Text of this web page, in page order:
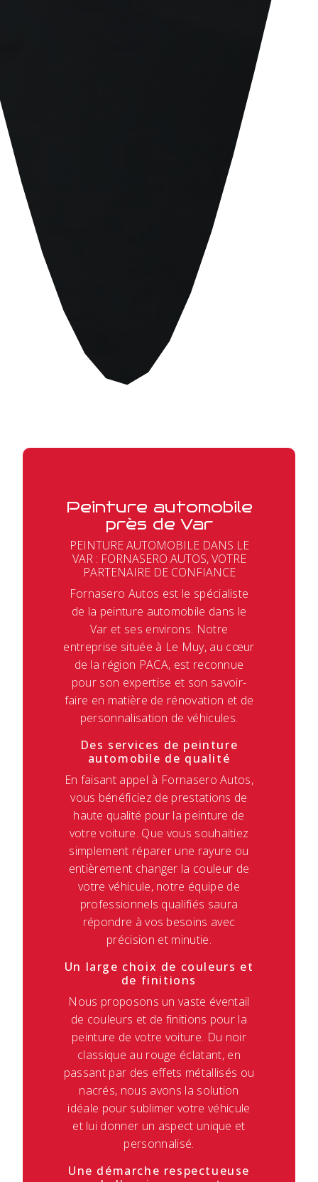
Peinture automobile
près de Var
PEINTURE AUTOMOBILE DANS LE
VAR : FORNASERO AUTOS, VOTRE
PARTENAIRE DE CONFIANCE
Fornasero Autos est le spécialiste
de la peinture automobile dans le
Var et ses environs. Notre
entreprise située à Le Muy, au cœur
de la région PACA, est reconnue
pour son expertise et son savoir-
faire en matière de rénovation et de
personnalisation de véhicules.
Des services de peinture
automobile de qualité
En faisant appel à Fornasero Autos,
vous bénéficiez de prestations de
haute qualité pour la peinture de
votre voiture. Que vous souhaitiez
simplement réparer une rayure ou
entièrement changer la couleur de
votre véhicule, notre équipe de
professionnels qualifiés saura
répondre à vos besoins avec
précision et minutie.
Un large choix de couleurs et
de finitions
Nous proposons un vaste éventail
de couleurs et de finitions pour la
peinture de votre voiture. Du noir
classique au rouge éclatant, en
passant par des effets métallisés ou
nacrés, nous avons la solution
idéale pour sublimer votre véhicule
et lui donner un aspect unique et
personnalisé.
Une démarche respectueuse